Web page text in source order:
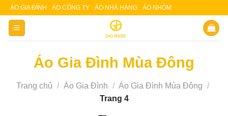
Skip
content
ÁO GIA ĐÌNH ÁO CÔNG TY ÁO NHÀ HÀNG ÁO NHÓM
Áo Gia Đình Mùa Đông
Trang chủ / Áo Gia Đình / Áo Gia Đình Mùa Đông /
Trang 4